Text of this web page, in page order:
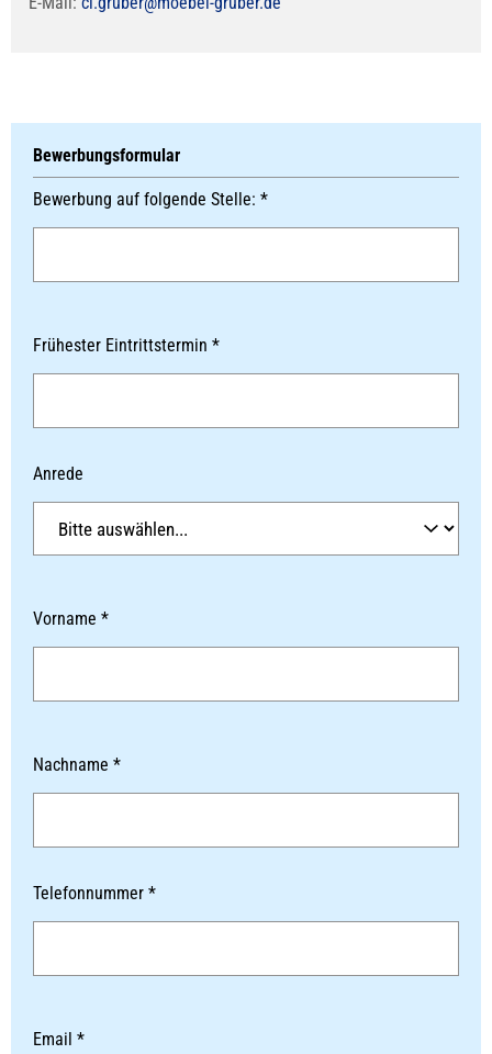
Bewerbungsformular
Bewerbung auf folgende Stelle: *
Frühester Eintrittstermin *
Anrede
Vorname *
Nachname *
Telefonnummer *
Email *